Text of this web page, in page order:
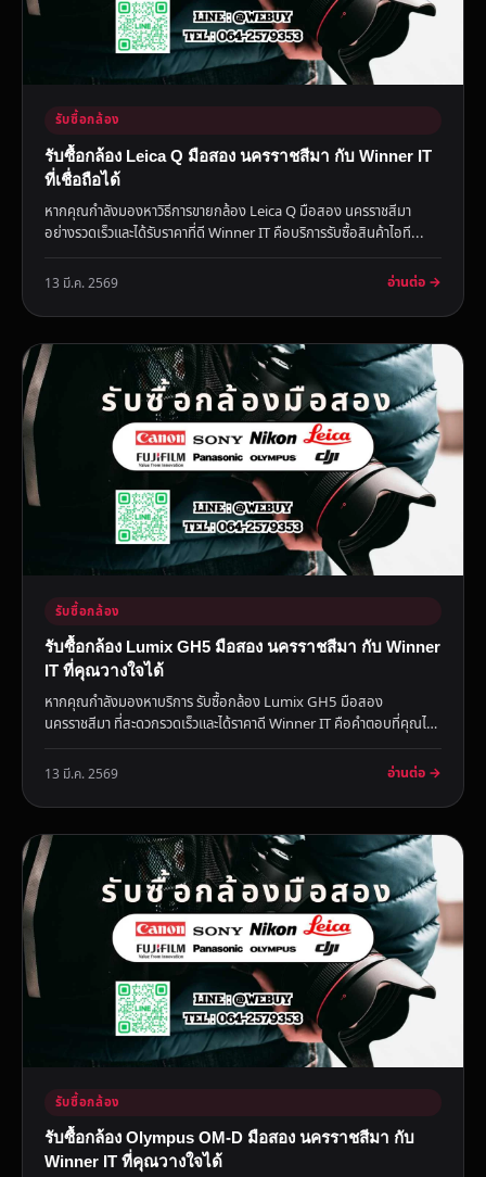
รับซื้อกล้อง
รับซื้อกล้อง Leica Q มือสอง นครราชสีมา กับ Winner IT
ที่เชื่อถือได้
หากคุณกำลังมองหาวิธีการขายกล้อง Leica Q มือสอง นครราชสีมา
อย่างรวดเร็วและได้รับราคาที่ดี Winner IT คือบริการรับซื้อสินค้าไอที...
13 มี.ค. 2569 อ่านต่อ →
รับซื้อกล้อง
รับซื้อกล้อง Lumix GH5 มือสอง นครราชสีมา กับ Winner
IT ที่คุณวางใจได้
หากคุณกำลังมองหาบริการ รับซื้อกล้อง Lumix GH5 มือสอง
นครราชสีมา ที่สะดวกรวดเร็วและได้ราคาดี Winner IT คือคำตอบที่คุณไม่
ควรมอง...
13 มี.ค. 2569 อ่านต่อ →
รับซื้อกล้อง
รับซื้อกล้อง Olympus OM-D มือสอง นครราชสีมา กับ
Winner IT ที่คุณวางใจได้